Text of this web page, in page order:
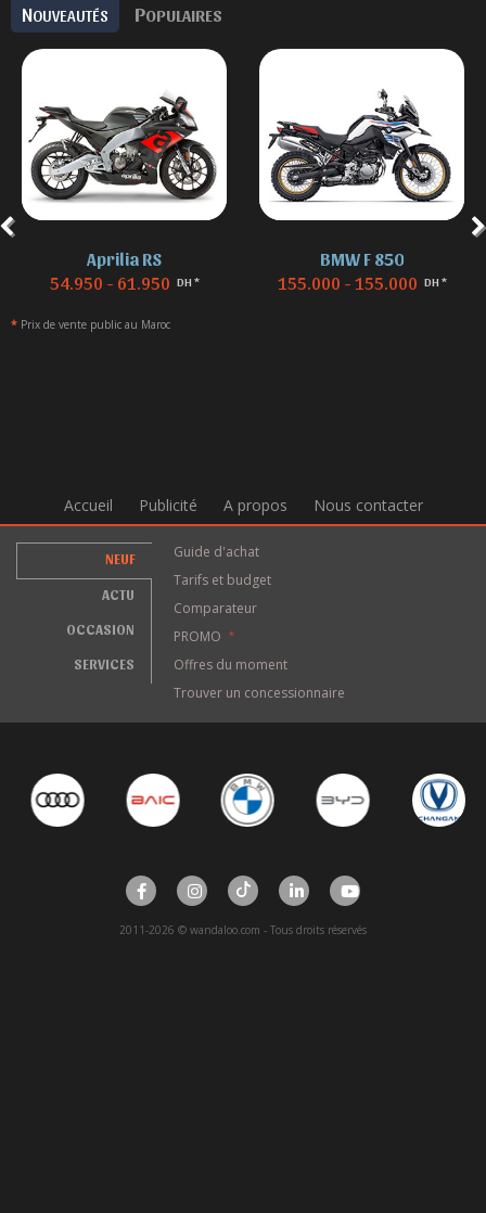
NOUVEAUTÉS POPULAIRES
Aprilia RS
54.950 - 61.950 DH *
BMW F 850
155.000 - 155.000 DH *
* Prix de vente public au Maroc
Accueil Publicité A propos Nous contacter
NEUF
ACTU
OCCASION
SERVICES
Guide d'achat
Tarifs et budget
Comparateur
PROMO
*
Offres du moment
Trouver un concessionnaire
2011-2026 © wandaloo.com - Tous droits réservés